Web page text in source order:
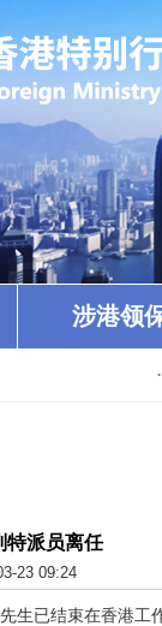
涉港领
·
特派员离任
23 09:24
已结束在香港工